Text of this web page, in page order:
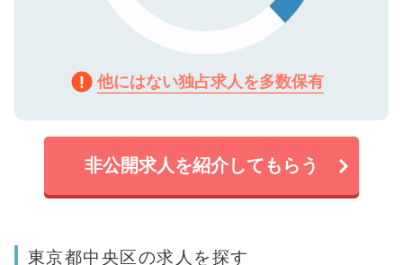
他にはない独占求人を多数保有
非公開求人を紹介してもらう
東京都中央区の求人を探す